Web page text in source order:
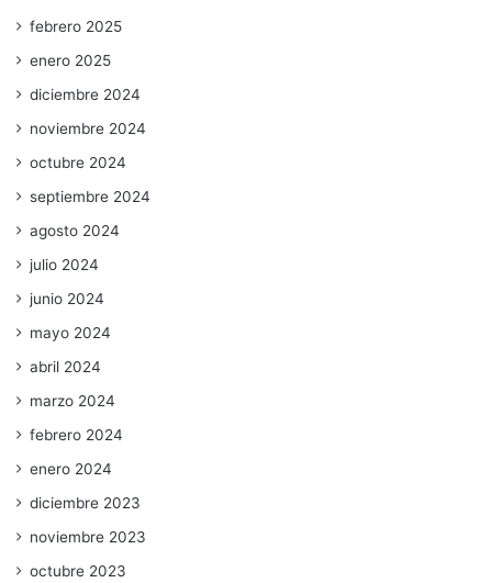
febrero 2025
enero 2025
diciembre 2024
noviembre 2024
octubre 2024
septiembre 2024
agosto 2024
julio 2024
junio 2024
mayo 2024
abril 2024
marzo 2024
febrero 2024
enero 2024
diciembre 2023
noviembre 2023
octubre 2023